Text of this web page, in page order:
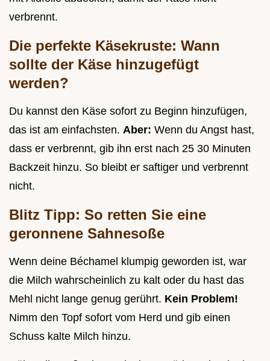
verbrennt.
Die perfekte Käsekruste: Wann
sollte der Käse hinzugefügt
werden?
Du kannst den Käse sofort zu Beginn hinzufügen,
das ist am einfachsten. Aber: Wenn du Angst hast,
dass er verbrennt, gib ihn erst nach 25 30 Minuten
Backzeit hinzu. So bleibt er saftiger und verbrennt
nicht.
Blitz Tipp: So retten Sie eine
geronnene Sahnesoße
Wenn deine Béchamel klumpig geworden ist, war
die Milch wahrscheinlich zu kalt oder du hast das
Mehl nicht lange genug gerührt. Kein Problem!
Nimm den Topf sofort vom Herd und gib einen
Schuss kalte Milch hinzu.